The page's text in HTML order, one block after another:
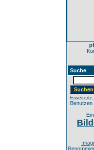
Suche
Erweiterte
Benutzen